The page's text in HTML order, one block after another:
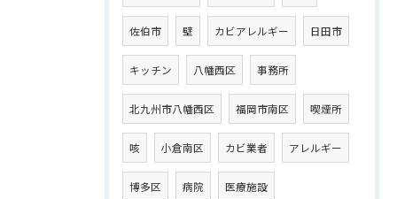
佐伯市 壁 カビアレルギー 日田市
キッチン 八幡西区 事務所
北九州市八幡西区 福岡市南区 喫煙所
咳 小倉南区 カビ業者 アレルギー
博多区 病院 医療施設